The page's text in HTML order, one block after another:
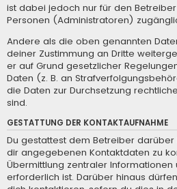
ist dabei jedoch nur für den
Personen (Administratoren)
Andere als die oben genannten
deiner Zustimmung an Dritte
er auf Grund gesetzlicher
Daten (z. B. an
die Daten zur Durchsetzung
sind.
GESTATTUNG DER KONTAKTAUFNAHME
Du gestattest dem Betreiber darüber
dir angegebenen Kontaktdaten zu
Übermittlung zentraler Informationen
erforderlich ist. Darüber hinaus